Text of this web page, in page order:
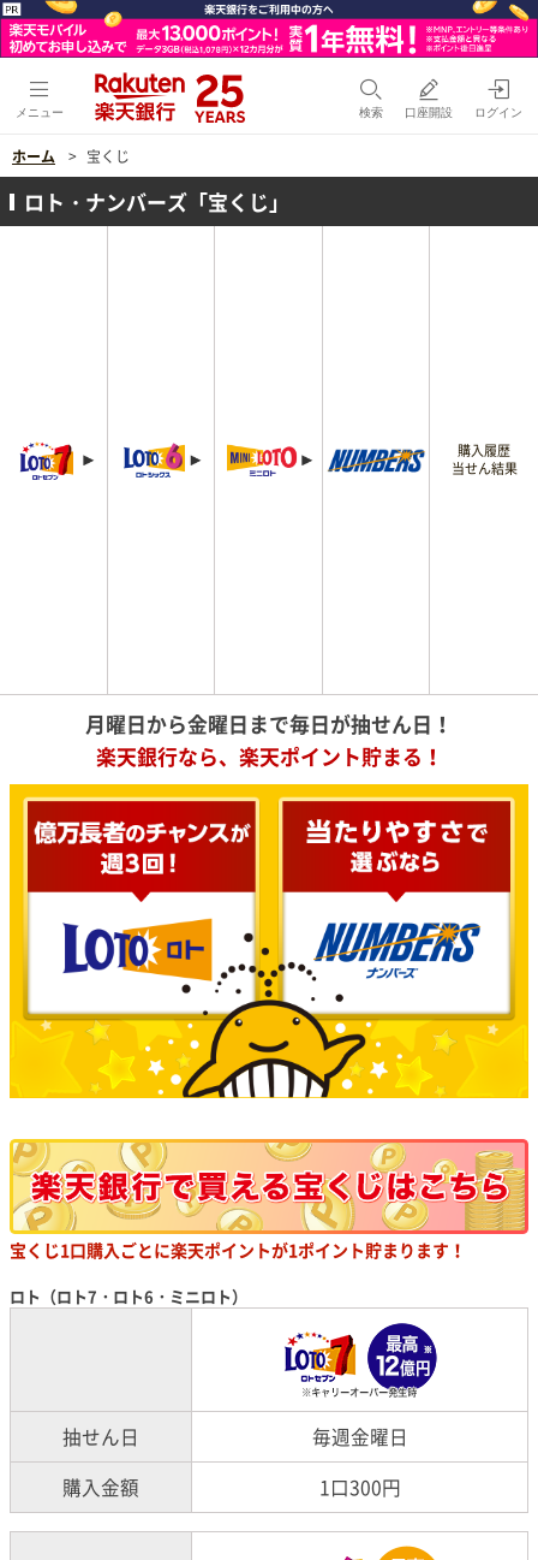
メニュー 検索 口座開設 ログイン
ホーム 宝くじ
ロト・ナンバーズ「宝くじ」
購入履歴
当せん結果
月曜日から金曜日まで毎日が抽せん日！
楽天銀行なら、楽天ポイント貯まる！
宝くじ1口購入ごとに楽天ポイントが1ポイント貯まります！
ロト（ロト7・ロト6・ミニロト）
抽せん日
毎週金曜日
購入金額
1口300円